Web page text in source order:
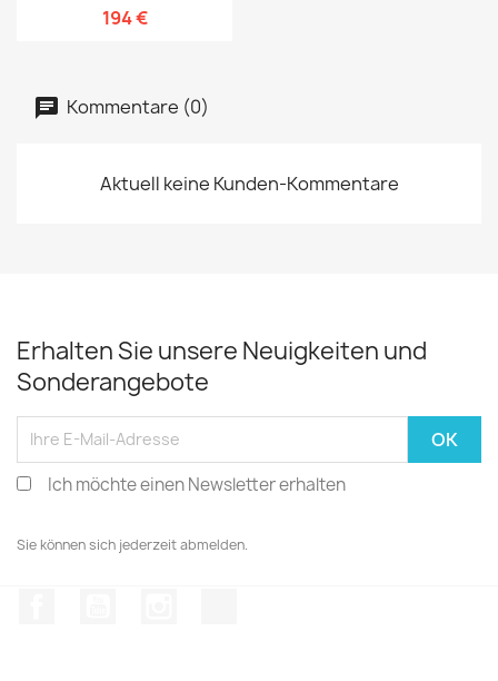
194 €
Kommentare (0)
Aktuell keine Kunden-Kommentare
Erhalten Sie unsere Neuigkeiten und
Sonderangebote
Ich möchte einen Newsletter erhalten
Sie können sich jederzeit abmelden.